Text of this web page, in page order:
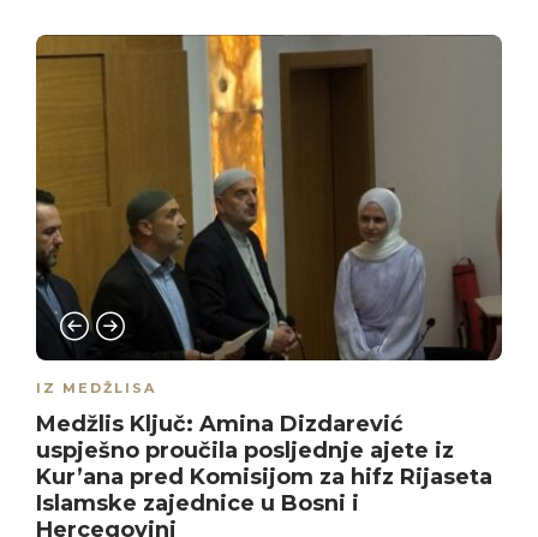
IZ MEDŽLISA
Medžlis Ključ: Amina Dizdarević
uspješno proučila posljednje ajete iz
Kur’ana pred Komisijom za hifz Rijaseta
Islamske zajednice u Bosni i
Hercegovini